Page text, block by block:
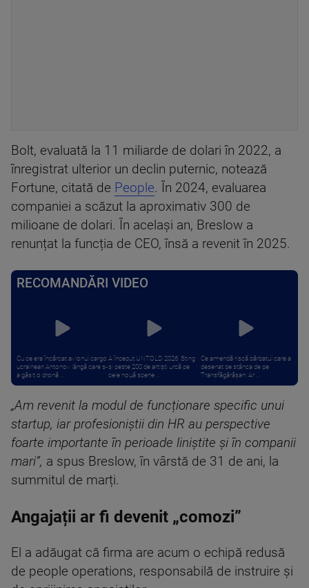
Bolt, evaluată la 11 miliarde de dolari în 2022, a
înregistrat ulterior un declin puternic, notează
Fortune, citată de People. În 2024, evaluarea
companiei a scăzut la aproximativ 300 de
milioane de dolari. În același an, Breslow a
renunțat la funcția de CEO, însă a revenit în 2025.
RECOMANDĂRI VIDEO
Cu ce era încărcat avionul cargo
ucrainean Antonov lângă care s-
a găsit o dronă ...
A început UNTOLD 2026. Sting
și peste 200 de artiști urcă pe
cele nouă scene ...
Ce amendă riscă bărbatul care a
desenat pe stânca de pe
Transfăgărășan. Ar ...
„Am revenit la modul de funcționare specific unui
startup, iar profesioniștii din HR au perspective
foarte importante în perioade liniștite și în companii
mari”, a spus Breslow, în vârstă de 31 de ani, la
summitul de marți.
Angajații ar fi devenit „comozi”
El a adăugat că firma are acum o echipă redusă
de people operations, responsabilă de instruire și